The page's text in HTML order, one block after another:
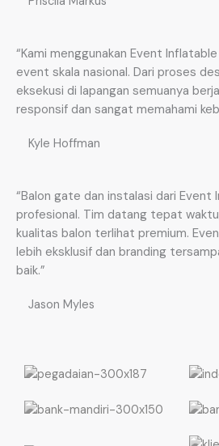
“Kami menggunakan Event
event skala nasional. Dari proses
eksekusi di lapangan semuanya
responsif dan sangat memahami
Kyle Hoffman
“Balon gate dan instalasi dari Event
profesional. Tim datang tepat
kualitas balon terlihat premium.
lebih eksklusif dan branding
baik.”
Jason Myles